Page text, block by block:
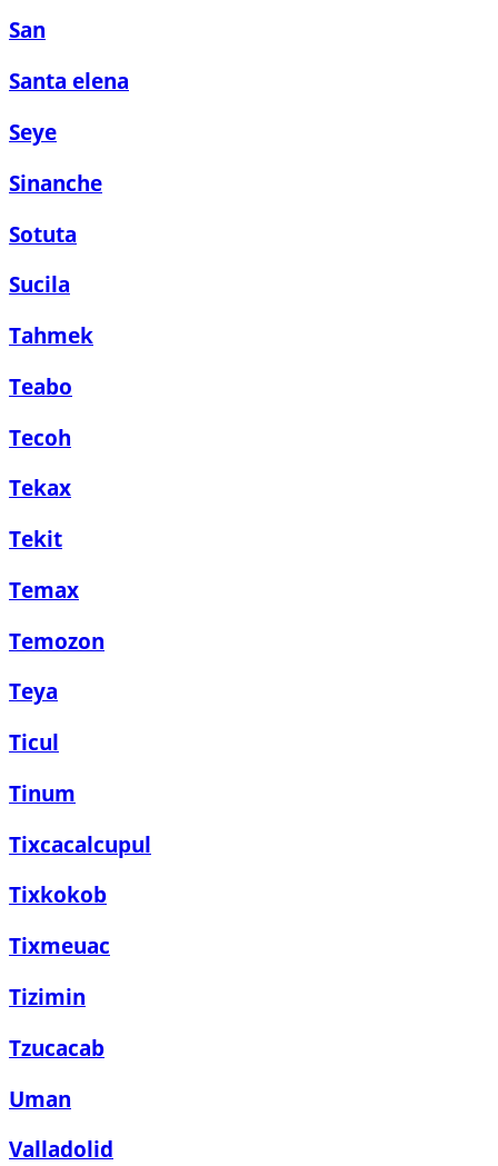
San
Santa elena
Seye
Sinanche
Sotuta
Sucila
Tahmek
Teabo
Tecoh
Tekax
Tekit
Temax
Temozon
Teya
Ticul
Tinum
Tixcacalcupul
Tixkokob
Tixmeuac
Tizimin
Tzucacab
Uman
Valladolid